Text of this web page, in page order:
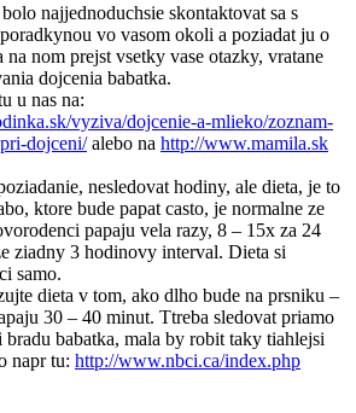
najjednoduchsie skontaktovat sa s
vo vasom okoli a poziadat ju o
na nom prejst vsetky vase otazky, vratane
dojcenia babatka.
u nas na:
vyziva/dojcenie-a-mlieko/zoznam-
dojceni/alebo na http://www.mamila.sk
nesledovat hodiny, ale dieta, je to
ktore bude papat casto, je normalne ze
papaju vela razy, 8 – 15x za 24
ziadny 3 hodinovy interval. Dieta si
samo.
dieta v tom, ako dlho bude na prsniku –
30 – 40 minut. Ttreba sledovat priamo
bradu babatka, mala by robit taky tiahlejsi
napr tu: http://www.nbci.ca/index.php